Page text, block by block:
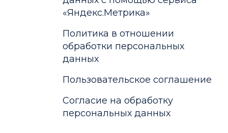
«Яндекс.Метрика»
Политика в отношении
обработки персональных
данных
Пользовательское соглашение
Согласие на обработку
персональных данных